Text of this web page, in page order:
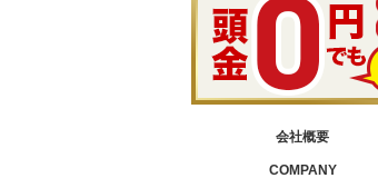
会社概要
COMPANY